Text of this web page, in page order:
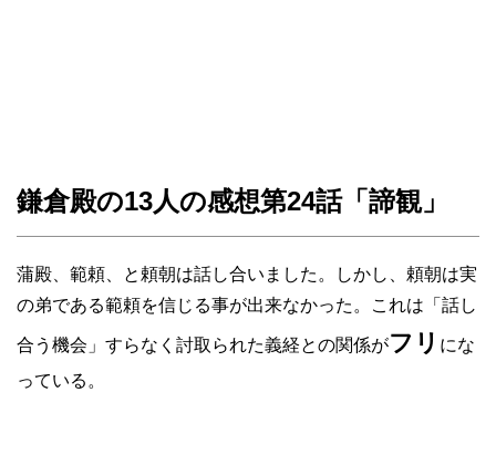
鎌倉殿の13人の感想第24話「諦観」
蒲殿、範頼、と頼朝は話し合いました。しかし、頼朝は実
の弟である範頼を信じる事が出来なかった。これは「話し
合う機会」すらなく討取られた義経との関係がフリ にな
っている。